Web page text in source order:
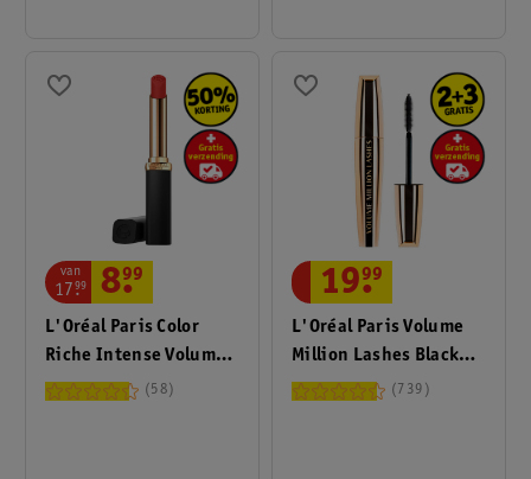
L'Oréal Paris Color
Riche Intense Volume
Matte 1980 L'Ambre
van
17.
99 8.
99
58
L'Oréal Paris Volume
Million Lashes Black
Mascara
19.
99
739